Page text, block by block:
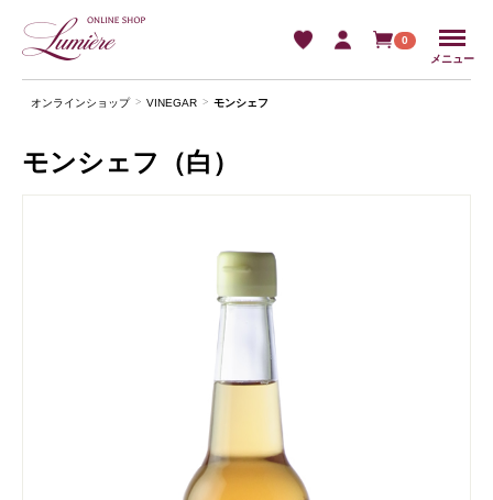
0
メニュー
オンラインショップ VINEGAR モンシェフ
モンシェフ（白）